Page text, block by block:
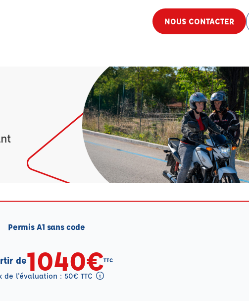
NOUS CONTACTER
Permis A1 sans code
de1040€TTC
de l'évaluation : 50€ TTC